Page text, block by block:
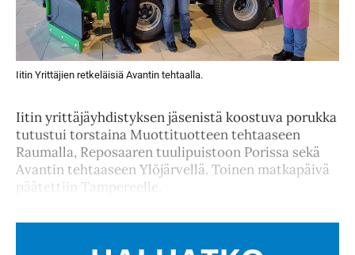
Iitin Yrittäjien retkeläisiä Avantin tehtaalla.
Iitin yrittäjäyhdistyksen jäsenistä koostuva porukka
tutustui torstaina Muottituotteen tehtaaseen
Raumalla, Reposaaren tuulipuistoon Porissa sekä
Avantin tehtaaseen Ylöjärvellä. Toinen matkapäivä
päätettiin Tampereelle.